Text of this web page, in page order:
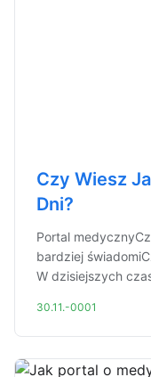
Czy Wiesz
Dni?
Portal
bardziej
W dzisiejszych
30.11.-0001